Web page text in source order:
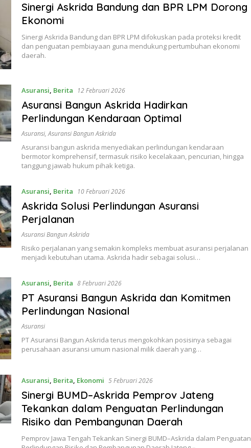
Sinergi Askrida Bandung dan BPR LPM Dorong
Ekonomi
Sinergi Askrida Bandung dan BPR LPM difokuskan pada proteksi kredit
dan penguatan pembiayaan guna mendukung pertumbuhan ekonomi
daerah.
Asuransi, Berita 12 Februari 2026
Asuransi Bangun Askrida Hadirkan
Perlindungan Kendaraan Optimal
Asuransi,Asuransi Bangun Askrida
Asuransi bangun askrida menyediakan perlindungan kendaraan
bermotor komprehensif, termasuk risiko kecelakaan, pencurian, hingga
tanggung jawab hukum pihak ketiga.
Asuransi, Berita 10 Februari 2026
Askrida Solusi Perlindungan Asuransi
Perjalanan
Asuransi Bangun Askrida
Risiko perjalanan yang semakin kompleks membuat asuransi perjalanan
menjadi kebutuhan utama. Askrida hadir sebagai solusi…
Asuransi, Berita 8 Februari 2026
PT Asuransi Bangun Askrida dan Komitmen
Perlindungan Nasional
Asuransi
PT Asuransi Bangun Askrida terus mengokohkan posisinya sebagai
perusahaan asuransi umum nasional milik daerah yang…
Asuransi Berita Ekonomi 5 Februari 2026
Sinergi BUMD–Askrida Pemprov Jateng
Tekankan dalam Penguatan Perlindungan
Risiko dan Pembangunan Daerah
Pemprov Jawa Tengah Tekankan Sinergi BUMD–Askrida dalam Penguatan